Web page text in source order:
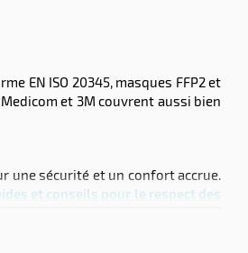
EN ISO 20345, masques FFP2 et
et 3M couvrent aussi bien
une sécurité et un confort accrue.
et conseils pour le respect des